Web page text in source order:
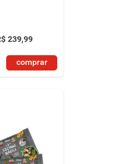
239,99
comprar